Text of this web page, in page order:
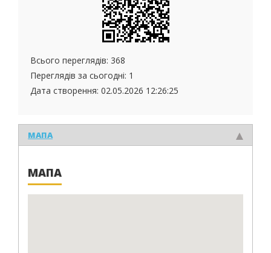
Всього переглядів: 368
Переглядів за сьогодні: 1
Дата створення: 02.05.2026 12:26:25
МАПА
МАПА